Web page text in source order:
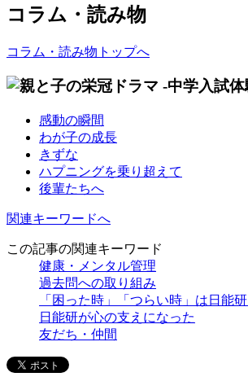
コラム・読み物
コラム・読み物トップへ
感動の瞬間
わが子の成長
きずな
ハプニングを乗り超えて
後輩たちへ
関連キーワードへ
この記事の関連キーワード
健康・メンタル管理
過去問への取り組み
「困った時」「つらい時」は日能研
日能研が心の支えになった
友だち・仲間